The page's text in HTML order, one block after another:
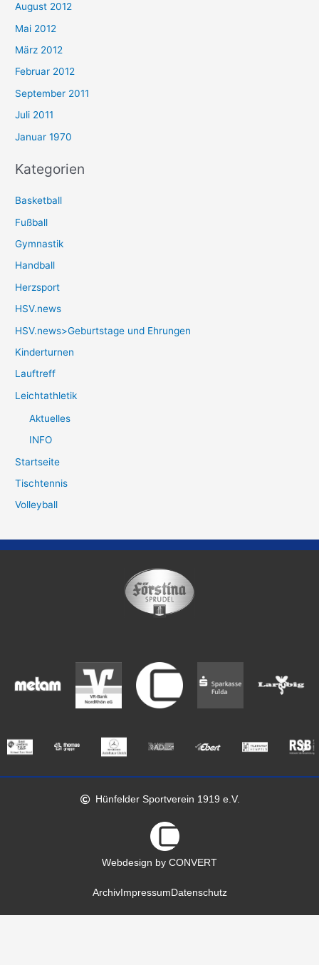
August 2012
Mai 2012
März 2012
Februar 2012
September 2011
Juli 2011
Januar 1970
Kategorien
Basketball
Fußball
Gymnastik
Handball
Herzsport
HSV.news
HSV.news>Geburtstage und Ehrungen
Kinderturnen
Lauftreff
Leichtathletik
Aktuelles
INFO
Startseite
Tischtennis
Volleyball
Hünfelder Sportverein 1919 e.V.
Webdesign by CONVERT
ArchivImpressum Datenschutz